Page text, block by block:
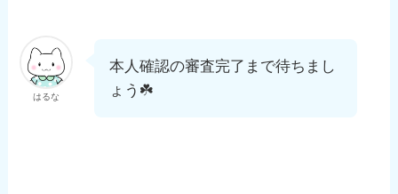
はるな
本人確認の審査完了まで待ちまし
ょう☘️